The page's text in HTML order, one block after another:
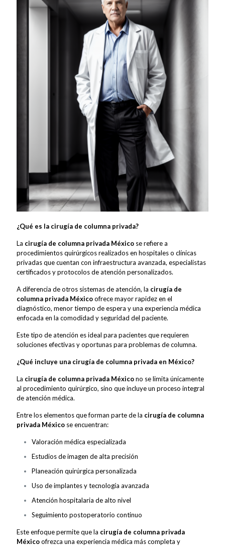
¿Qué es la cirugía de columna privada?
La cirugía de columna privada México se refiere a
procedimientos quirúrgicos realizados en hospitales o clínicas
privadas que cuentan con infraestructura avanzada, especialistas
certificados y protocolos de atención personalizados.
A diferencia de otros sistemas de atención, la cirugía de
columna privada Méxicoofrece mayor rapidez en el
diagnóstico, menor tiempo de espera y una experiencia médica
enfocada en la comodidad y seguridad del paciente.
Este tipo de atención es ideal para pacientes que requieren
soluciones efectivas y oportunas para problemas de columna.
¿Qué incluye una cirugía de columna privada en México?
La cirugía de columna privada Méxicono se limita únicamente
al procedimiento quirúrgico, sino que incluye un proceso integral
de atención médica.
Entre los elementos que forman parte de la cirugía de columna
privada México se encuentran:
Valoración médica especializada
Estudios de imagen de alta precisión
Planeación quirúrgica personalizada
Uso de implantes y tecnología avanzada
Atención hospitalaria de alto nivel
Seguimiento postoperatorio continuo
Este enfoque permite que la cirugía de columna privada
Méxicoofrezca una experiencia médica más completa y